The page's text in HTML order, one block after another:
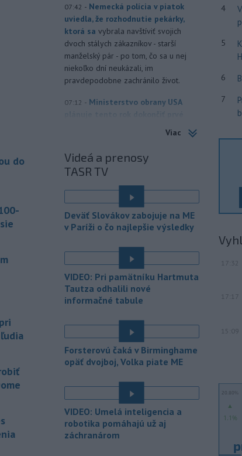
do
07:42 - Nemecká polícia v piatok
uviedla, že rozhodnutie pekárky,
ktorá sa vybrala navštíviť svojich
dvoch stálych zákazníkov - starší
manželský pár - po tom, čo sa u nej
niekoľko dní neukázali, im
pravdepodobne zachránilo život.
07:12 - Ministerstvo obrany USA
Golden Dome (Zlatá kupola) a v roku
2027 uskutočniť letové skúšky.
07:09 - Rokovania medzi Iránom a
Ománom o situácii v Hormuzskom
napredujú a Spojené štáty
očakávajú, že dohoda bude uzavretá
čoskoro, uviedol v piatok pre agentúru
Reuters nemenovaný americký
predstaviteľ, píše TASR.
- Úrady vo východnej Číne v
sobotu zatvorili školy a mnohé
turistické lokality v reakcii na tajfún
Dolphin, ktorý sa blíži k pevnine. TASR
o tom informuje na základe správy
21:30 - Taliansky tenista Matteo
Arnaldi vypadol na turnaji ATP
kole dvojhry.
20:18 - Pri požiari lesného porastu v
Trstíne v okrese Trnava zasahuje
takmer 50 hasičov.
Viac
Videá a prenosy
TASR TV
Deväť Slovákov zabojuje na ME
v Paríži o čo najlepšie výsledky
VIDEO: Pri pamätníku Hartmuta
Tautza odhalili nové
informačné tabule
Forsterovú čaká v Birminghame
opäť dvojboj, Volka piate ME
VIDEO: Umelá inteligencia a
robotika pomáhajú už aj
záchranárom
4
5
6
7
17:32
17:17
15:09